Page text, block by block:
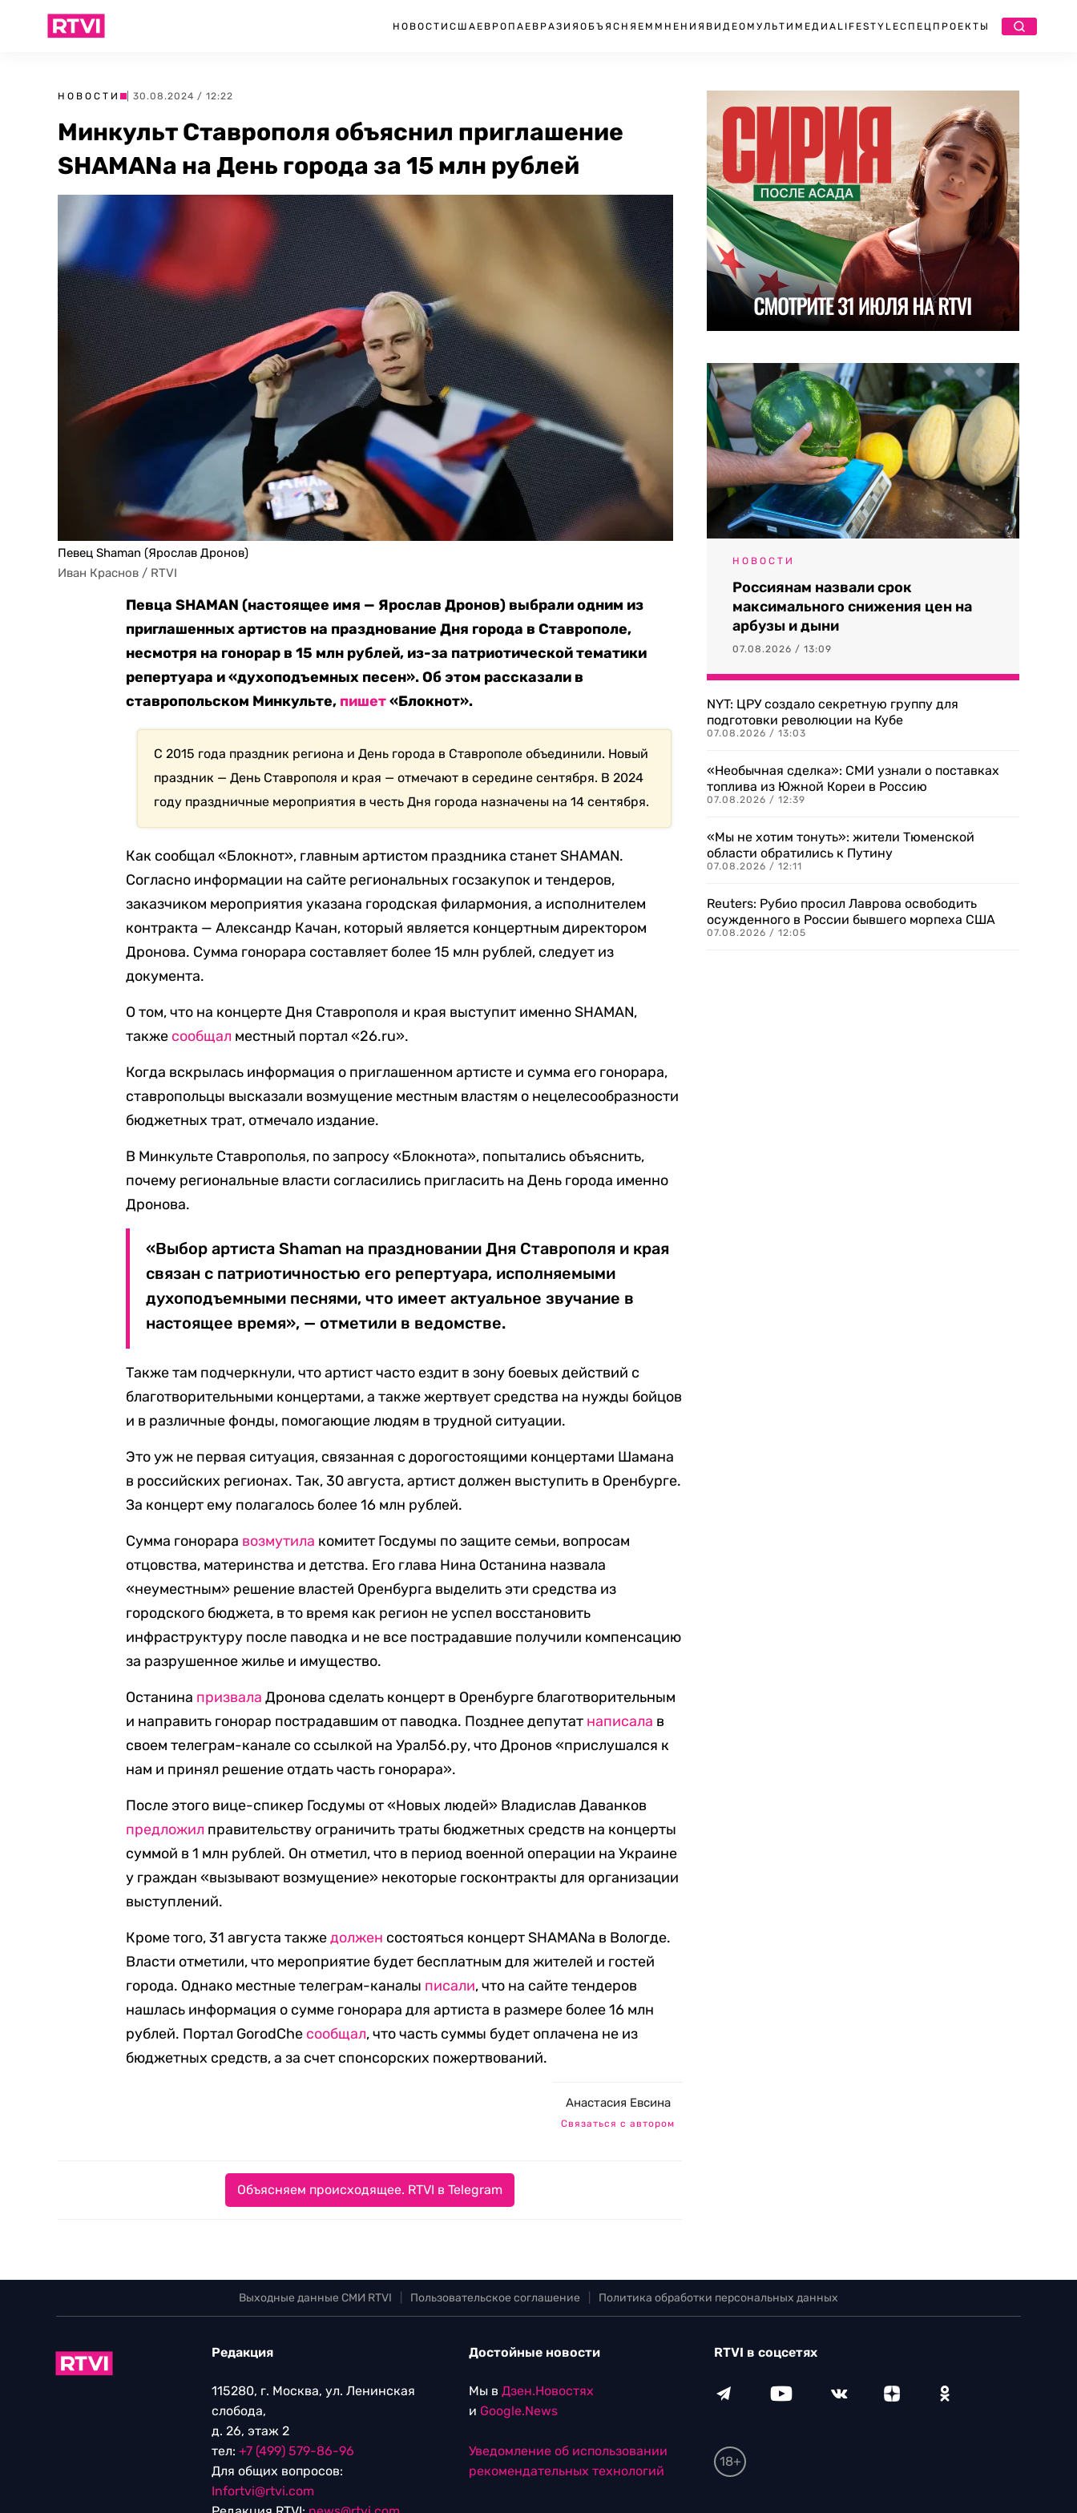
НОВОСТИ США ЕВРОПА ЕВРАЗИЯ ОБЪЯСНЯЕМ МНЕНИЯ ВИДЕО МУЛЬТИМЕДИА LIFESTYLEСПЕЦПРОЕКТЫ
НОВОСТИ | 30.08.2024 / 12:22
Минкульт Ставрополя объяснил приглашение
SHAMANа на День города за 15 млн рублей
Певец Shaman (Ярослав Дронов)
Иван Краснов / RTVI
Певца SHAMAN (настоящее имя — Ярослав Дронов) выбрали одним из
приглашенных артистов на празднование Дня города в Ставрополе,
несмотря на гонорар в 15 млн рублей, из-за патриотической тематики
репертуара и «духоподъемных песен». Об этом рассказали в
ставропольском Минкульте, пишет«Блокнот».
С 2015 года праздник региона и День города в Ставрополе объединили. Новый
праздник — День Ставрополя и края — отмечают в середине сентября. В 2024
году праздничные мероприятия в честь Дня города назначены на 14 сентября.
Как сообщал «Блокнот», главным артистом праздника станет SHAMAN.
Согласно информации на сайте региональных госзакупок и тендеров,
заказчиком мероприятия указана городская филармония, а исполнителем
контракта — Александр Качан, который является концертным директором
Дронова. Сумма гонорара составляет более 15 млн рублей, следует из
документа.
О том, что на концерте Дня Ставрополя и края выступит именно SHAMAN,
также сообщал местный портал «26.ru».
Когда вскрылась информация о приглашенном артисте и сумма его гонорара,
ставропольцы высказали возмущение местным властям о нецелесообразности
бюджетных трат, отмечало издание.
В Минкульте Ставрополья, по запросу «Блокнота», попытались объяснить,
почему региональные власти согласились пригласить на День города именно
Дронова.
«Выбор артиста Shaman на праздновании Дня Ставрополя и края
связан с патриотичностью его репертуара, исполняемыми
духоподъемными песнями, что имеет актуальное звучание в
настоящее время», — отметили в ведомстве.
Также там подчеркнули, что артист часто ездит в зону боевых действий с
благотворительными концертами, а также жертвует средства на нужды бойцов
и в различные фонды, помогающие людям в трудной ситуации.
Это уж не первая ситуация, связанная с дорогостоящими концертами Шамана
в российских регионах. Так, 30 августа, артист должен выступить в Оренбурге.
За концерт ему полагалось более 16 млн рублей.
Сумма гонорара возмутила комитет Госдумы по защите семьи, вопросам
отцовства, материнства и детства. Его глава Нина Останина назвала
«неуместным» решение властей Оренбурга выделить эти средства из
городского бюджета, в то время как регион не успел восстановить
инфраструктуру после паводка и не все пострадавшие получили компенсацию
за разрушенное жилье и имущество.
Останина призвала Дронова сделать концерт в Оренбурге благотворительным
и направить гонорар пострадавшим от паводка. Позднее депутат написала в
своем телеграм-канале со ссылкой на Урал56.ру, что Дронов «прислушался к
нам и принял решение отдать часть гонорара».
После этого вице-спикер Госдумы от «Новых людей» Владислав Даванков
предложил правительству ограничить траты бюджетных средств на концерты
суммой в 1 млн рублей. Он отметил, что в период военной операции на Украине
у граждан «вызывают возмущение» некоторые госконтракты для организации
выступлений.
Кроме того, 31 августа такжедолжен состояться концерт SHAMANа в Вологде.
Власти отметили, что мероприятие будет бесплатным для жителей и гостей
города. Однако местные телеграм-каналы писали, что на сайте тендеров
нашлась информация о сумме гонорара для артиста в размере более 16 млн
рублей. Портал GorodChe сообщал, что часть суммы будет оплачена не из
бюджетных средств, а за счет спонсорских пожертвований.
Анастасия Евсина
Связаться с автором
Объясняем происходящее. RTVI в Telegram
НОВОСТИ
Россиянам назвали срок
максимального снижения цен на
арбузы и дыни
07.08.2026 / 13:09
NYT: ЦРУ создало секретную группу для
подготовки революции на Кубе
07.08.2026 / 13:03
«Необычная сделка»: СМИ узнали о поставках
топлива из Южной Кореи в Россию
07.08.2026 / 12:39
«Мы не хотим тонуть»: жители Тюменской
области обратились к Путину
07.08.2026 / 12:11
Reuters: Рубио просил Лаврова освободить
осужденного в России бывшего морпеха США
07.08.2026 / 12:05
Выходные данные СМИ RTVI Пользовательское соглашение Политика обработки персональных данных
Редакция
115280, г. Москва, ул. Ленинская
слобода,
д. 26, этаж 2
тел: +7 (499) 579-86-96
Для общих вопросов:
Infortvi@rtvi.com
Достойные новости
Мы в Дзен.Новостях
и Google.News
Уведомление об использовании
рекомендательных технологий
RTVI в соцсетях
18+